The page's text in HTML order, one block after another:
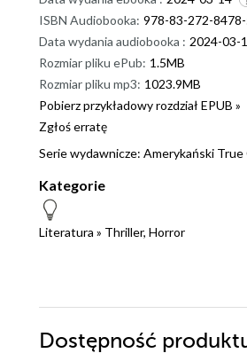
ISBN Audiobooka: 978-83-272-
Data wydania audiobooka : 2024-03-
Rozmiar pliku ePub: 1.5MB
Rozmiar pliku mp3: 1023.9MB
Pobierz przykładowy rozdział EPUB »
Zgłoś erratę
Serie wydawnicze: Amerykański True
Kategorie
Literatura » Thriller, Horror
Dostępność